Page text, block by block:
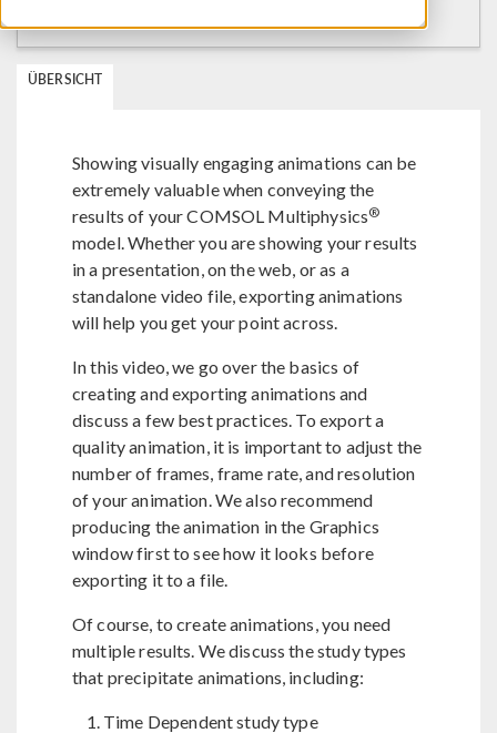
ÜBERSICHT
Showing visually engaging animations can be
extremely valuable when conveying the
results of your COMSOL Multiphysics®
model. Whether you are showing your results
in a presentation, on the web, or as a
standalone video file, exporting animations
will help you get your point across.
In this video, we go over the basics of
creating and exporting animations and
discuss a few best practices. To export a
quality animation, it is important to adjust the
number of frames, frame rate, and resolution
of your animation. We also recommend
producing the animation in the Graphics
window first to see how it looks before
exporting it to a file.
Of course, to create animations, you need
multiple results. We discuss the study types
that precipitate animations, including:
Time Dependent study type